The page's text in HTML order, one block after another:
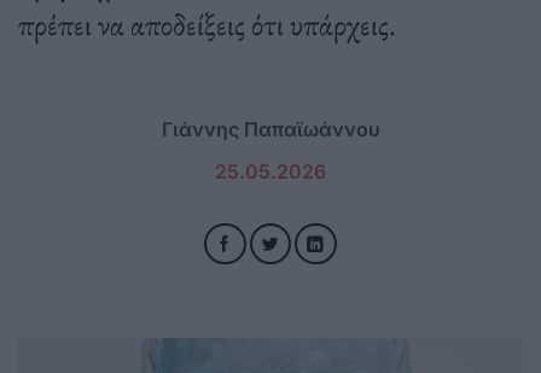
πρέπει να αποδείξεις ότι υπάρχεις.
Γιάννης Παπαϊωάννου
25.05.2026